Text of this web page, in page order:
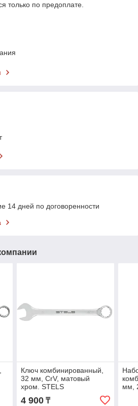
только по предоплате.
14 дней по договоренности
Ключ комбинированный,
32 мм, CrV, матовый
хром. STELS
4 900₸
мм,